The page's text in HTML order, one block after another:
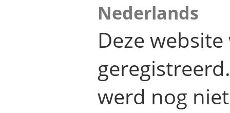
Nederlands
Deze
werd nog